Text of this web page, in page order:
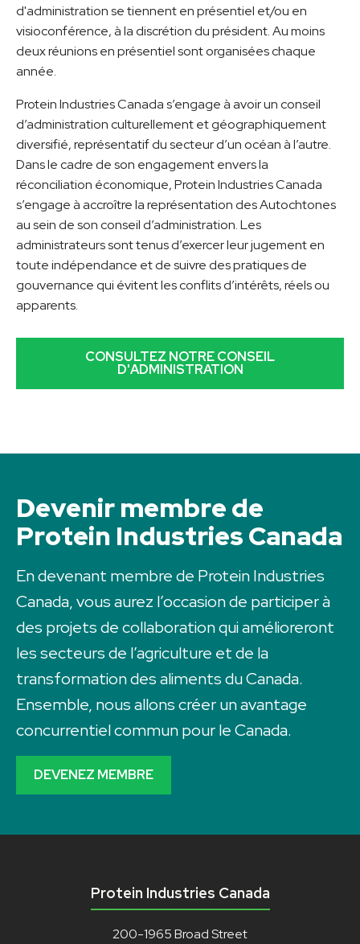
d'administration se tiennent en présentiel et/ou en
visioconférence, à la discrétion du président. Au moins
deux réunions en présentiel sont organisées chaque
année.
Protein Industries Canada s’engage à avoir un conseil
d’administration culturellement et géographiquement
diversifié, représentatif du secteur d’un océan à l’autre.
Dans le cadre de son engagement envers la
réconciliation économique, Protein Industries Canada
s’engage à accroître la représentation des Autochtones
au sein de son conseil d’administration. Les
administrateurs sont tenus d’exercer leur jugement en
toute indépendance et de suivre des pratiques de
gouvernance qui évitent les conflits d’intérêts, réels ou
apparents.
CONSULTEZ NOTRE CONSEIL
D'ADMINISTRATION
Devenir membre de
Protein Industries Canada
En devenant membre de Protein Industries
Canada, vous aurez l’occasion de participer à
des projets de collaboration qui amélioreront
les secteurs de l’agriculture et de la
transformation des aliments du Canada.
Ensemble, nous allons créer un avantage
concurrentiel commun pour le Canada.
DEVENEZ MEMBRE
Protein Industries Canada
200-1965 Broad Street